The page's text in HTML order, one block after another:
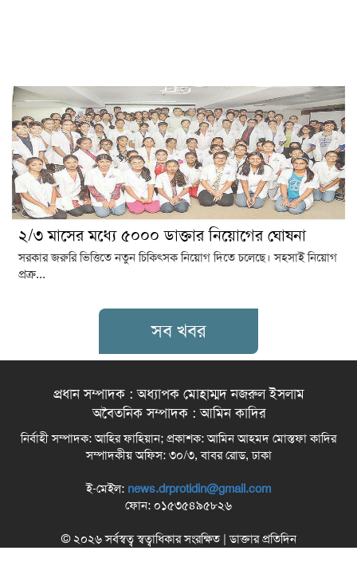
২/৩ মাসের মধ্যে ৫০০০ ডাক্তার নিয়োগের ঘোষনা
সরকার জরুরি ভিত্তিতে নতুন চিকিৎসক নিয়োগ দিতে চলেছে। সহসাই নিয়োগ
প্রক্র...
সব খবর
প্রধান সম্পাদক : অধ্যাপক মোহাম্মদ নজরুল ইসলাম
অবৈতনিক সম্পাদক : আমিন কাদির
নির্বাহী সম্পাদক: আহির ফাহিয়ান; প্রকাশক: আমিন আহমদ মোস্তফা কাদির
সম্পাদকীয় অফিস: ৩০/৩, বাবর রোড, ঢাকা
ই-মেইল: news.drprotidin@gmail.com
ফোন: ০১৫৩৫৪৯৫৮২৬
© ২০২৬ সর্বস্বত্ব স্বত্বাধিকার সংরক্ষিত | ডাক্তার প্রতিদিন